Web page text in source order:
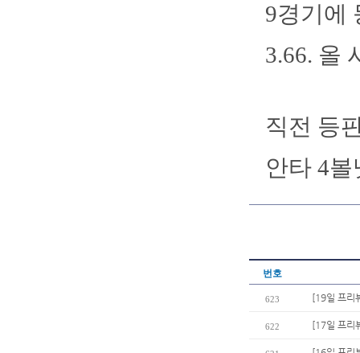
9경기에
3.66. 올
직전 등
안타 4
번호
623 [19일 프리
622 [17일 프리